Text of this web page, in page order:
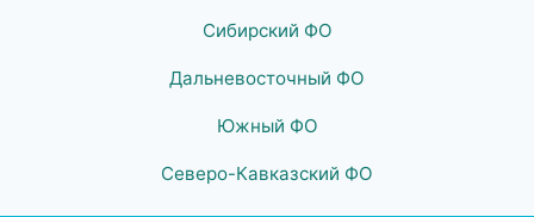
Сибирский ФО
Дальневосточный ФО
Южный ФО
Северо-Кавказский ФО